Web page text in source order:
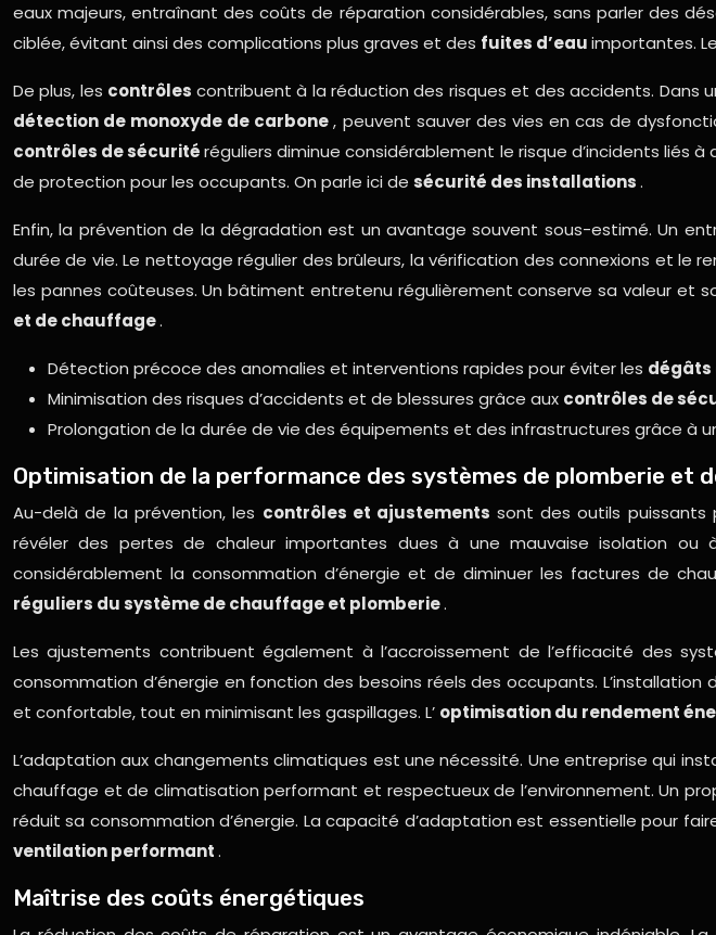
eaux majeurs, entraînant des coûts de réparation considérables, sans parler des
ciblée, évitant ainsi des complications plus graves et des fuites d’eauimportantes.
De plus, les contrôles contribuent à la réduction des risques et des accidents. Dans
détection de monoxyde de carbone, peuvent sauver des vies en cas de
contrôles de sécuritéréguliers diminue considérablement le risque d’incidents liés
de protection pour les occupants. On parle ici de sécurité des installations.
Enfin, la prévention de la dégradation est un avantage souvent sous-estimé. Un
durée de vie. Le nettoyage régulier des brûleurs, la vérification des connexions et
les pannes coûteuses. Un bâtiment entretenu régulièrement conserve sa valeur et
et de chauffage.
Détection précoce des anomalies et interventions rapides pour éviter les dégâts
Minimisation des risques d’accidents et de blessures grâce aux contrôles de
Prolongation de la durée de vie des équipements et des infrastructures grâce à
Optimisation de la performance des systèmes de plomberie et
Au-delà de la prévention, les contrôles et ajustements sont des outils puissants
révéler des pertes de chaleur importantes dues à une mauvaise isolation
considérablement la consommation d’énergie et de diminuer les factures de
réguliers du système de chauffage et plomberie.
Les ajustements contribuent également à l’accroissement de l’efficacité des
consommation d’énergie en fonction des besoins réels des occupants.
et confortable, tout en minimisant les gaspillages. L’ optimisation du rendement
L’adaptation aux changements climatiques est une nécessité. Une entreprise qui
chauffage et de climatisation performant et respectueux de l’environnement. Un
réduit sa consommation d’énergie. La capacité d’adaptation est essentielle pour
ventilation performant.
Maîtrise des coûts énergétiques